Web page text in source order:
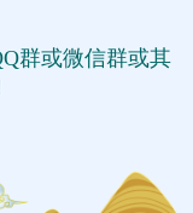
群或微信群或其